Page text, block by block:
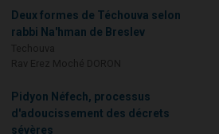
Deux formes de Téchouva selon
rabbi Na'hman de Breslev
Pidyon Néfech, processus
d'adoucissement des décrets
sévères